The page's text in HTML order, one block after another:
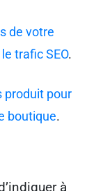
de votre
trafic SEO.
produit pour
boutique.
à